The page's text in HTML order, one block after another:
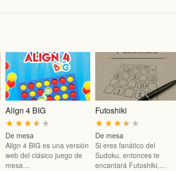
Align 4 BIG
★
★
★
★
★
De mesa
Align 4 BIG es una versión
web del clásico juego de
mesa…
Futoshiki
★
★
★
★
★
De mesa
Si eres fanático del
Sudoku, entonces te
encantará Futoshiki,…